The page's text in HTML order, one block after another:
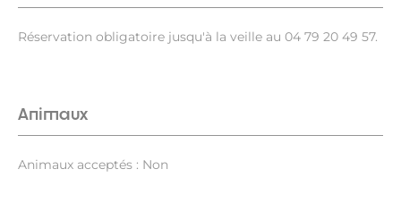
Réservation obligatoire jusqu'à la veille au 04 79 20 49 57.
Animaux
Animaux acceptés : Non